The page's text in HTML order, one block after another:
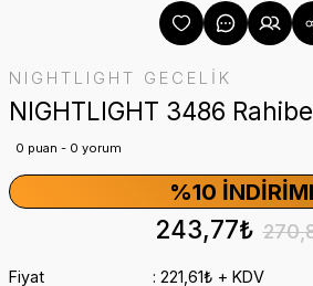
NIGHTLIGHT GECELİK
NIGHTLIGHT 3486
0 puan - 0 yorum
%10
243,77₺
Fiyat
221,61₺ + KDV